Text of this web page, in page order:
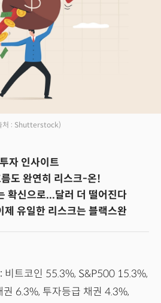
처 : Shutterstock)
자 인사이트
도 완연히 리스크-온!
확신으로...달러 더 떨어진다
유일한 리스크는 블랙스완
비트코인 55.3%, S&P500 15.3%,
6.3%, 투자등급 채권 4.3%,